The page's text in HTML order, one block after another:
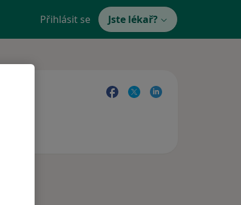
Přihlásit se Jste lékař?